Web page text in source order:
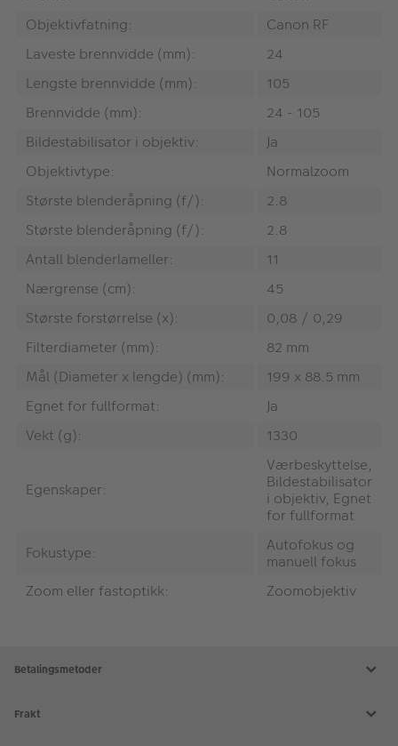
Objektivfatning:
Canon RF
Laveste brennvidde (mm):
24
Lengste brennvidde (mm):
105
Brennvidde (mm):
24 - 105
Bildestabilisator i objektiv:
Ja
Objektivtype:
Normalzoom
Største blenderåpning (f/):
2.8
Største blenderåpning (f/):
2.8
Antall blenderlameller:
11
Nærgrense (cm):
45
Største forstørrelse (x):
0,08 / 0,29
Filterdiameter (mm):
82 mm
Mål (Diameter x lengde) (mm):
199 x 88.5 mm
Egnet for fullformat:
Ja
Vekt (g):
1330
Egenskaper:
Værbeskyttelse,
Bildestabilisator
i objektiv, Egnet
for fullformat
Fokustype:
Autofokus og
manuell fokus
Zoom eller fastoptikk:
Zoomobjektiv
Betalingsmetoder
Frakt